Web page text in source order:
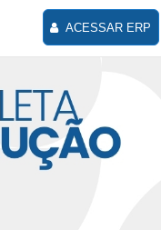
ACESSAR ERP